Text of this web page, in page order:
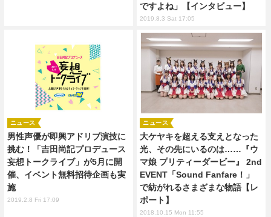
ですよね」【インタビュー】
2019.8.3 Sat 17:05
男性声優が即興アドリブ演技に
挑む！「吉田尚記プロデュース
妄想トークライブ」が5月に開
催、イベント無料招待企画も実
施
ニュース
2019.2.8 Fri 17:09
大ケヤキを超える支えとなった
光、その先にいるのは……『ウ
マ娘 プリティーダービー』 2nd
EVENT「Sound Fanfare！」
で紡がれるさまざまな物語【レ
ポート】
ニュース
2018.10.15 Mon 11:55